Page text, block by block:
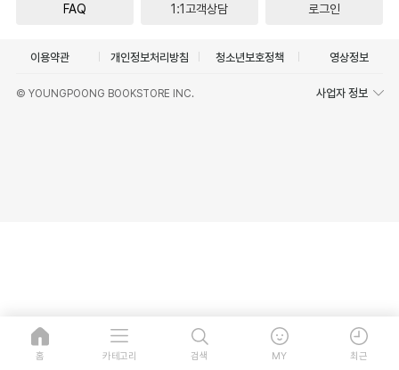
FAQ 1:1고객상담 로그인
이용약관 개인정보처리방침 청소년보호정책 영상정보
© YOUNGPOONG BOOKSTORE INC. 사업자 정보
홈 카테고리 검색 MY 최근